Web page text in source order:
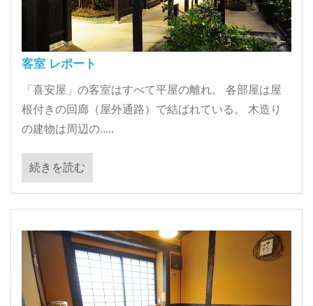
客室 レポート
「喜安屋」の客室はすべて平屋の離れ。 各部屋は屋
根付きの回廊（屋外通路）で結ばれている。 木造り
の建物は周辺の.....
続きを読む